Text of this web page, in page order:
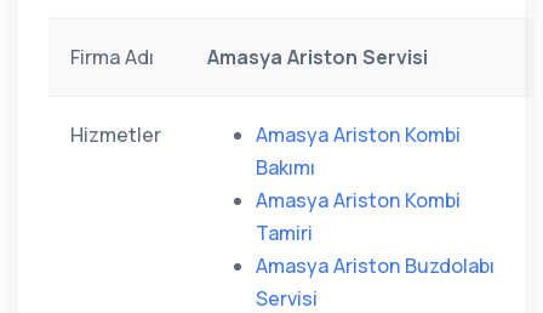
Firma Adı Amasya Ariston Servisi
Hizmetler
Amasya Ariston Kombi
Bakımı
Amasya Ariston Kombi
Tamiri
Amasya Ariston Buzdolabı
Servisi